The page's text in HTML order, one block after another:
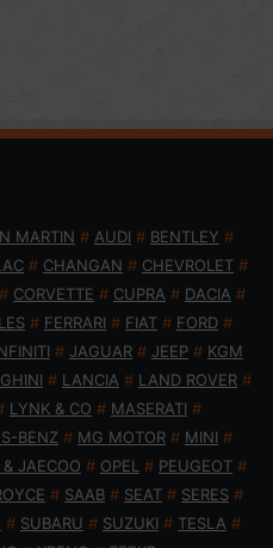
MARTIN # AUDI # BENTLEY #
# CHANGAN # CHEVROLET #
# CORVETTE # CUPRA # DACIA #
# FERRARI # FIAT # FORD #
# JAGUAR # JEEP # KGM
# LANCIA # LAND ROVER #
LYNK & CO # MASERATI #
BENZ # MG MOTOR # MINI #
JAECOO # OPEL # PEUGEOT #
# SAAB # SEAT # SERES #
# SUBARU # SUZUKI # TESLA #